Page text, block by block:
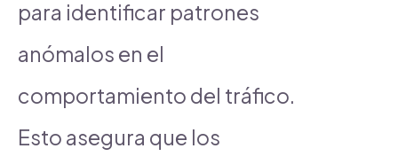
para identificar patrones
anómalos en el
comportamiento del tráfico.
Esto asegura que los